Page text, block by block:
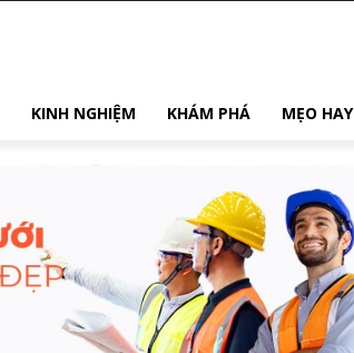
KINH NGHIỆM KHÁM PHÁ MẸO HAY